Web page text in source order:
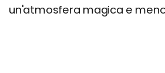
un'atmosfera magica e